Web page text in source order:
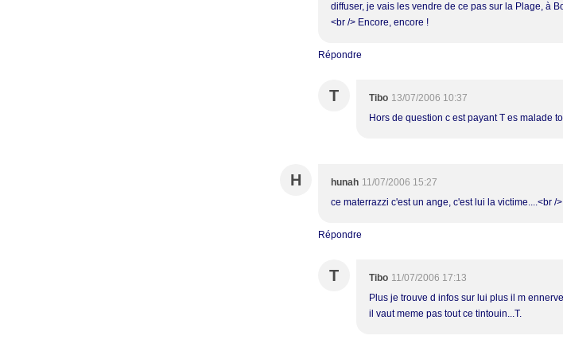
diffuser, je vais les vendre de ce pas sur la Plage, à
<br /> Encore, encore !
Répondre
T Tibo 13/07/2006 10:37
Hors de question c est payant T es malade
H hunah 11/07/2006 15:27
ce materrazzi c'est un ange, c'est lui la victime....<br /
Répondre
T Tibo 11/07/2006 17:13
Plus je trouve d infos sur lui plus il m
il vaut meme pas tout ce tintouin...T.